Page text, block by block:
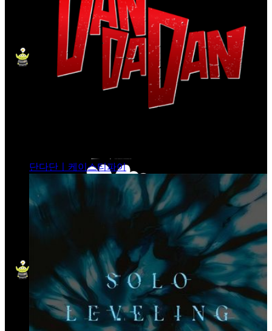
단다단ㅣ케이스티파이